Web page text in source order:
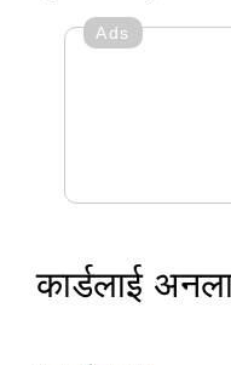
Ads
कार्डलाई